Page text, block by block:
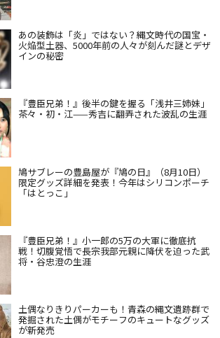
あの装飾は「炎」ではない？縄文時代の国宝・
火焔型土器、5000年前の人々が刻んだ謎とデザ
インの秘密
『豊臣兄弟！』後半の鍵を握る「浅井三姉妹」
茶々・初・江——秀吉に翻弄された波乱の生涯
鳩サブレーの豊島屋が『鳩の日』（8月10日）
限定グッズ詳細を発表！今年はシリコンポーチ
「はとっこ」
『豊臣兄弟！』小一郎の5万の大軍に徹底抗
戦！切腹覚悟で長宗我部元親に降伏を迫った武
将・谷忠澄の生涯
土偶なりきりパーカーも！青森の縄文遺跡群で
発掘された土偶がモチーフのキュートなグッズ
が新発売